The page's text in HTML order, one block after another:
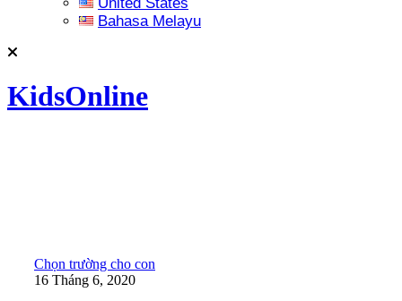
Bahasa Melayu
KidsOnline
Chọn trường cho con
16 Tháng 6, 2020